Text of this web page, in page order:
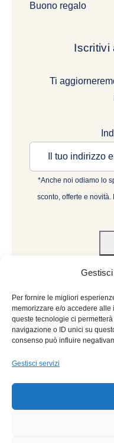
Per fornire le migliori
memorizzare e/o accedere
queste tecnologie ci
navigazione o ID unici su
consenso può influire
Gestisci servizi
Buono regalo
Iscritivi
Ti
*Anche noi odiamo lo
sconto, offerte e
© Copyright 2022